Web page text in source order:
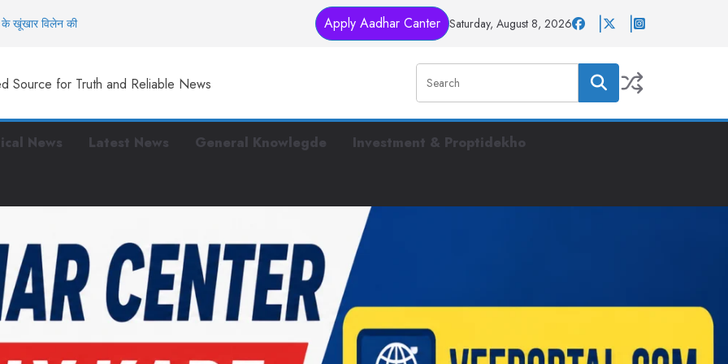
के खूंखार विलेन की
तैयार
पर बीच सड़क पर
Apply Aadhar Canter Saturday, August 8, 2026
Source for Truth and Reliable News
News Latest News General Knowlegde Investment & Proptidekho